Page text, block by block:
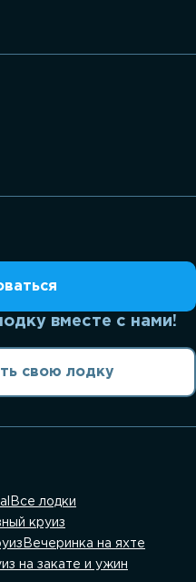
вместе с нами!
свою лодку
Все лодки
круиз
Вечеринка на яхте
на закате и ужин